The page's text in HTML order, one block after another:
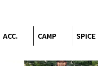
ACC. CAMP SPICE